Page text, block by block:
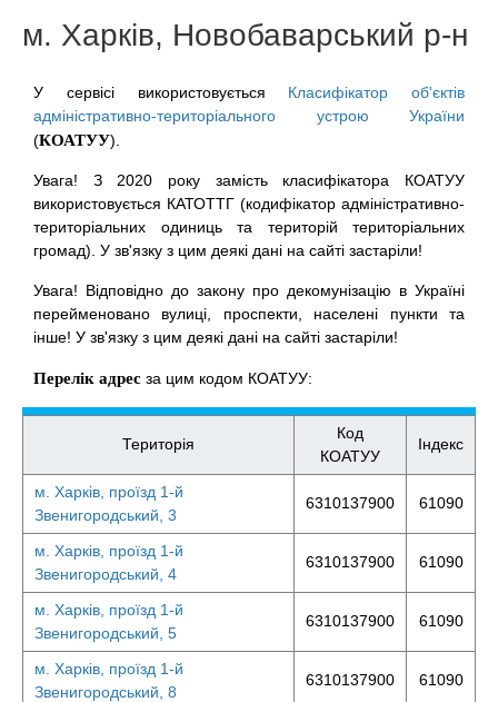
м. Харків, Новобаварський р-н
У сервісі використовується Класифікатор об'єктів
адміністративно-територіального устрою України
(КОАТУУ).
Увага! З 2020 року замість класифікатора КОАТУУ
використовується КАТОТТГ (кодифікатор адміністративно-
територіальних одиниць та територій територіальних
громад). У зв'язку з цим деякі дані на сайті застаріли!
Увага! Відповідно до закону про декомунізацію в Україні
перейменовано вулиці, проспекти, населені пункти та
інше! У зв'язку з цим деякі дані на сайті застаріли!
Перелік адрес за цим кодом КОАТУУ:
Територія
Код
КОАТУУ
Індекс
м. Харків, проїзд 1-й
Звенигородський, 3
6310137900 61090
м. Харків, проїзд 1-й
Звенигородський, 4
6310137900 61090
м. Харків, проїзд 1-й
Звенигородський, 5
6310137900 61090
м. Харків, проїзд 1-й
Звенигородський, 8
6310137900 61090